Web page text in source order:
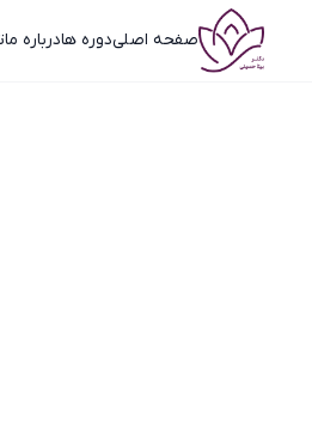
صفحه اصلیدوره هادرباره ما